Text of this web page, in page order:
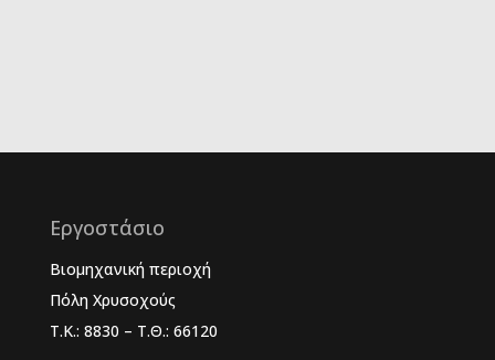
Εργοστάσιο
Βιομηχανική περιοχή
Πόλη Χρυσοχούς
Τ.Κ.: 8830 – Τ.Θ.: 66120